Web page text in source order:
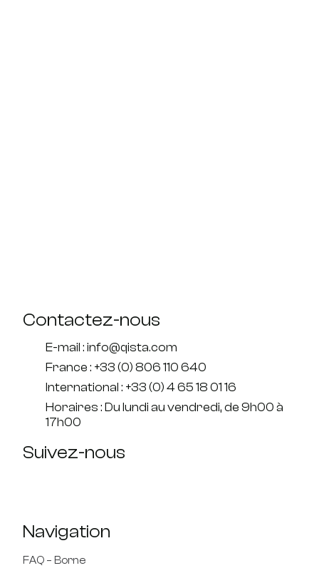
Contactez-nous
E-mail : info@qista.com
France : +33 (0) 806 110 640
International : +33 (0) 4 65 18 01 16
Horaires : Du lundi au vendredi, de 9h00 à
17h00
Suivez-nous
Navigation
FAQ – Borne